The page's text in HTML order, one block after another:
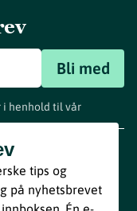
Bli med
i henhold til vår
tips og
på nyhetsbrevet